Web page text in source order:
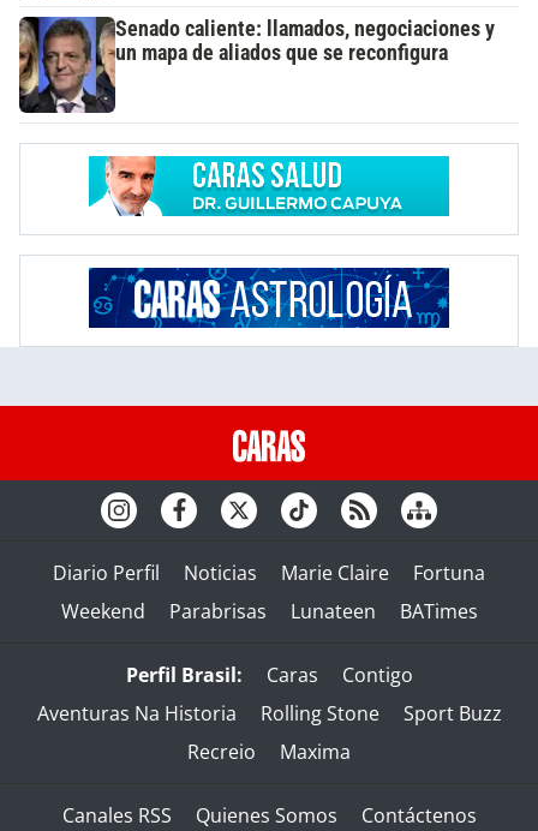
Senado caliente: llamados, negociaciones y
un mapa de aliados que se reconfigura
Diario Perfil Noticias Marie Claire
Fortuna
Weekend
Parabrisas Lunateen BATimes
Perfil Brasil: Caras
Contigo
Aventuras Na Historia
Rolling Stone
Sport Buzz
Recreio
Maxima
Canales RSS Quienes Somos Contáctenos